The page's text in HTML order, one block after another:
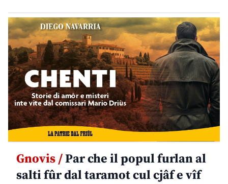
Gnovis /Par che il popul furlan al
salti fûr dal taramot cul cjâf e vîf